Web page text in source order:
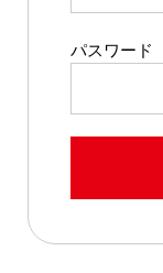
パスワード